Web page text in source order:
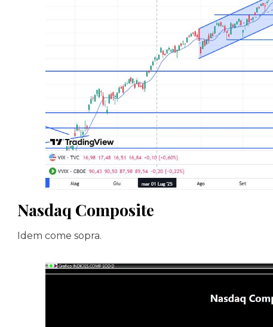
Nasdaq Composite
Idem come sopra.